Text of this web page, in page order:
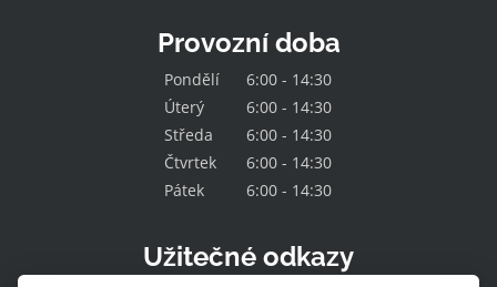
Provozní doba
Pondělí
6:00 - 14:30
Úterý
6:00 - 14:30
Středa
6:00 - 14:30
Čtvrtek
6:00 - 14:30
Pátek
6:00 - 14:30
Užitečné odkazy